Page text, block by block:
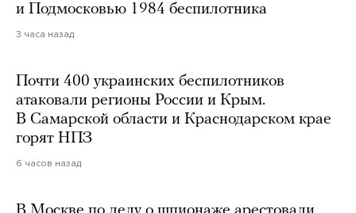
и Подмосковью 1984 беспилотника
3 часа назад
Почти 400 украинских беспилотников
атаковали регионы России и Крым.
В Самарской области и Краснодарском крае
горят НПЗ
6 часов назад